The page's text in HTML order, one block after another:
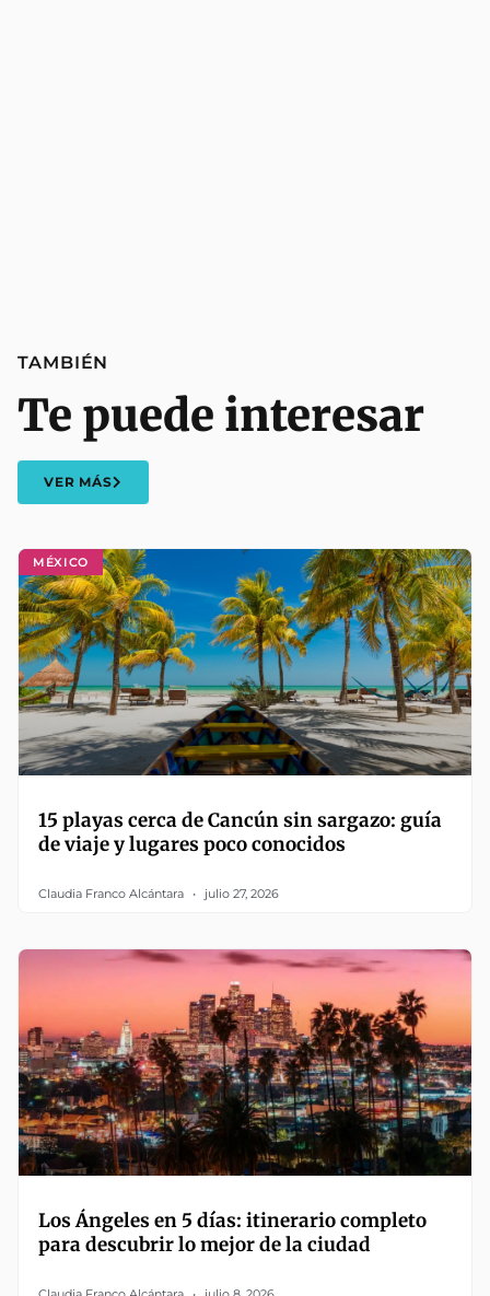
MÉXICO
15 playas cerca de Cancún sin sargazo: guía
de viaje y lugares poco conocidos
Claudia Franco Alcántara julio 27, 2026
Los Ángeles en 5 días: itinerario completo
para descubrir lo mejor de la ciudad
TAMBIÉN
Te puede interesar
VER MÁS